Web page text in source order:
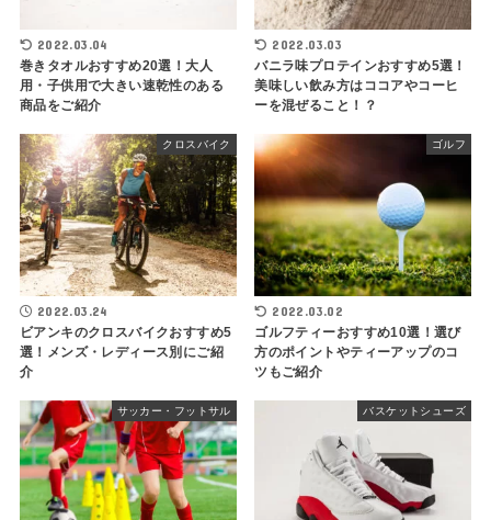
2022.03.04
巻きタオルおすすめ20選！大人
用・子供用で大きい速乾性のある
商品をご紹介
2022.03.03
バニラ味プロテインおすすめ5選！
美味しい飲み方はココアやコーヒ
ーを混ぜること！？
クロスバイク
2022.03.24
ビアンキのクロスバイクおすすめ5
選！メンズ・レディース別にご紹
介
ゴルフ
2022.03.02
ゴルフティーおすすめ10選！選び
方のポイントやティーアップのコ
ツもご紹介
サッカー・フットサル バスケットシューズ